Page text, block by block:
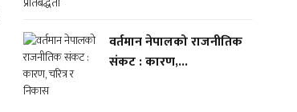
वर्तमान नेपालको राजनीतिक
संकट : कारण,...